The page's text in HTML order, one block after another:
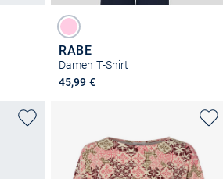
RABE
Damen T-Shirt
45,99 €